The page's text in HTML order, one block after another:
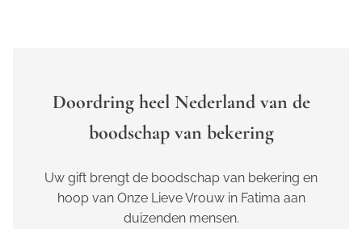
Doordring heel Nederland van de
boodschap van bekering
Uw gift brengt de boodschap van bekering en
hoop van Onze Lieve Vrouw in Fatima aan
duizenden mensen.